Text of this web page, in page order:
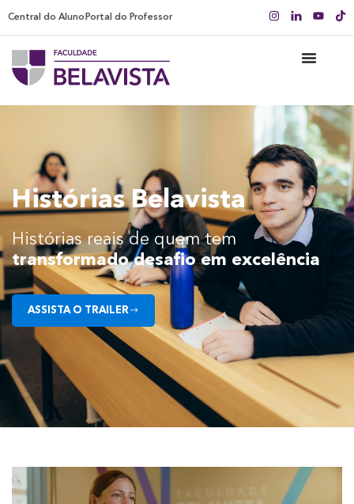
Central do Aluno Portal do Professor
Histórias Belavista
Histórias reais de quem tem
transformado desafio em excelência
ASSISTA O TRAILER